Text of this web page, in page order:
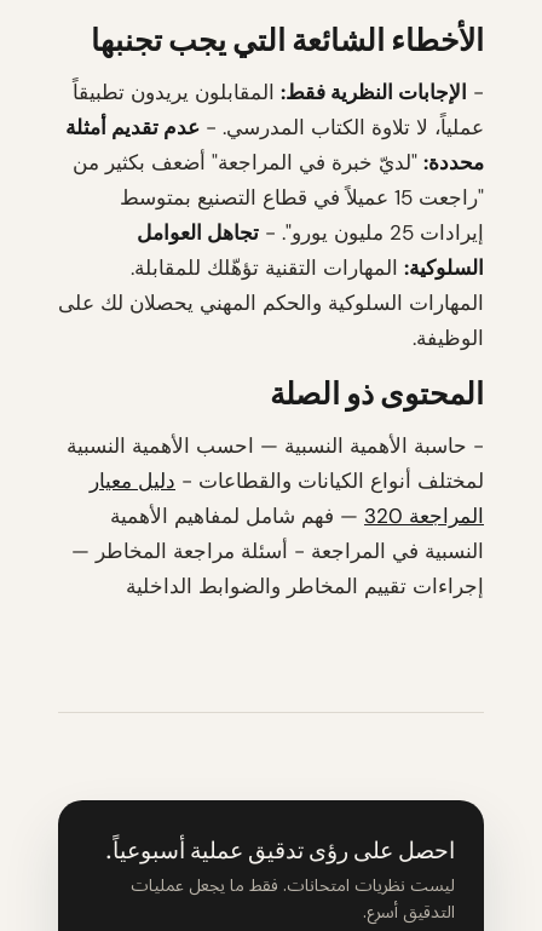
الأخطاء الشائعة التي يجب تجنبها
- الإجابات النظرية فقط: المقابلون يريدون تطبيقاً
عملياً، لا تلاوة الكتاب المدرسي. - عدم تقديم أمثلة
محددة: "لديّ خبرة في المراجعة" أضعف بكثير من
"راجعت 15 عميلاً في قطاع التصنيع بمتوسط
إيرادات 25 مليون يورو". -
تجاهل العوامل
السلوكية: المهارات التقنية تؤهّلك للمقابلة.
المهارات السلوكية والحكم المهني يحصلان لك على
الوظيفة.
المحتوى ذو الصلة
- حاسبة الأهمية النسبية — احسب الأهمية النسبية
لمختلف أنواع الكيانات والقطاعات - دليل معيار
المراجعة 320
— فهم شامل لمفاهيم الأهمية
النسبية في المراجعة - أسئلة مراجعة المخاطر —
إجراءات تقييم المخاطر والضوابط الداخلية
احصل على رؤى تدقيق عملية أسبوعياً.
ليست نظريات امتحانات. فقط ما يجعل عمليات
التدقيق أسرع.